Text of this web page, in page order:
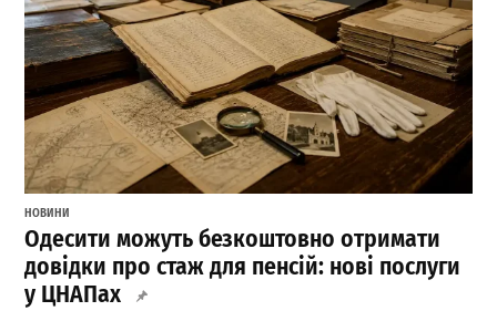
НОВИНИ
Одесити можуть безкоштовно отримати
довідки про стаж для пенсій: нові послуги
у ЦНАПах